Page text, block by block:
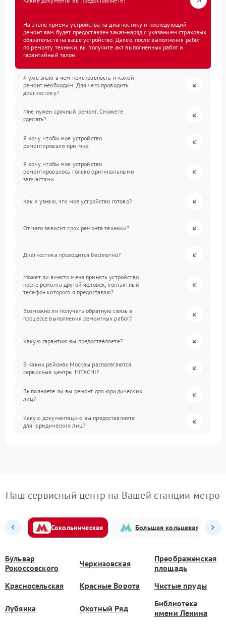
На этапе приема устройства на диагностику и последующий
ремонт вам будет предоставлен заказ-наряд с указанием страховых
обязательств на ваше устройство. Далее, после выполнения работ
по ремонту техники, вы получите акт выполненных работ и
гарантийный талон.
Я уже знаю в чем неисправность и какой
ремонт необходим. Для чего проводить
диагностику?
Мне нужен срочный ремонт. Сможете
сделать?
Я хочу, чтобы мое устройство
ремонтировали при мне.
Я хочу, чтобы мое устройство
ремонтировалось только оригинальными
запчастями.
Как я узнаю, что мое устройство готово?
От чего зависит срок ремонта техники?
Диагностика проводится бесплатно?
Может ли вместо меня принять устройство
после ремонта другой человек, контактный
телефон которого я предоставлю?
Возможно ли получать обратную связь в
процессе выполнения ремонтных работ?
Какую гарантию вы предоставляете?
В каких районах Москвы располагаются
сервисные центры HITACHI?
Выполняете ли вы ремонт для юридических
лиц?
Какую документацию вы предоставляете
для юридических лиц?
Наш сервисный центр на Вашей станции метро
Сокольническая Большая кольцевая
Бульвар
Рокоссовского
Черкизовская
Преображенская
площадь
Красносельская
Красные Ворота Чистые пруды
Лубянка Охотный Ряд
Библиотека
имени Ленина